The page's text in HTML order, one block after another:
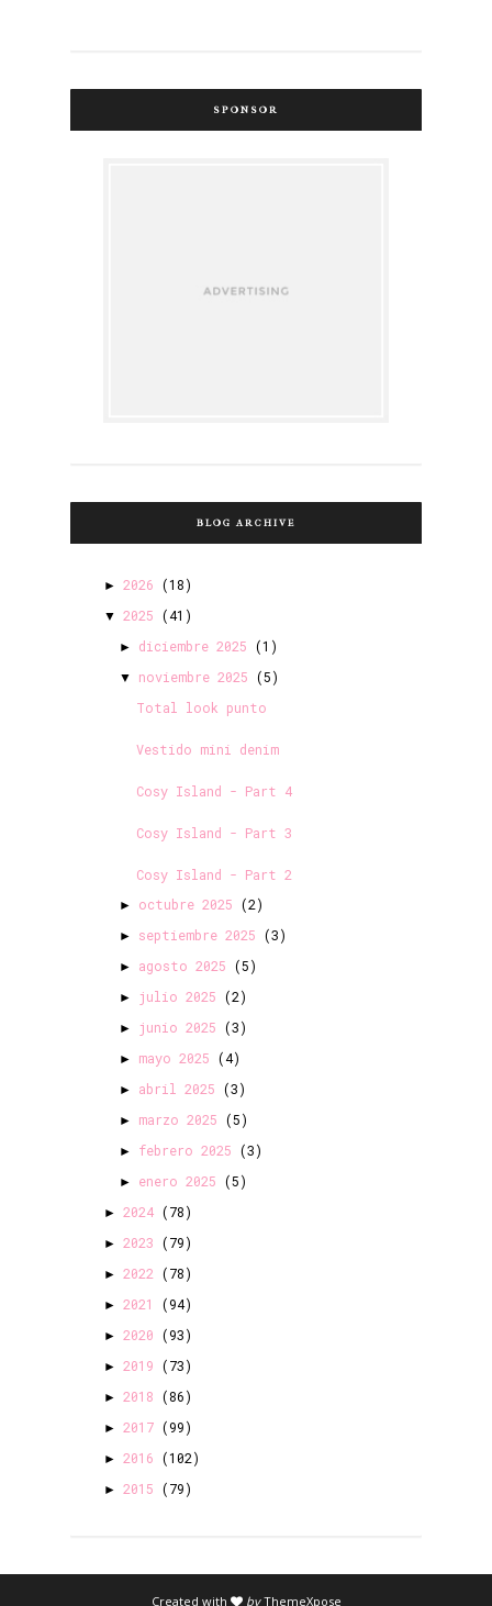
SPONSOR
BLOG ARCHIVE
► 2026 (18)
▼ 2025 (41)
► diciembre 2025 (1)
▼ noviembre 2025 (5)
Total look punto
Vestido mini denim
Cosy Island - Part 4
Cosy Island - Part 3
Cosy Island - Part 2
► octubre 2025 (2)
► septiembre 2025 (3)
► agosto 2025 (5)
► julio 2025 (2)
► junio 2025 (3)
► mayo 2025 (4)
► abril 2025 (3)
► marzo 2025 (5)
► febrero 2025 (3)
► enero 2025 (5)
► 2024 (78)
► 2023 (79)
► 2022 (78)
► 2021 (94)
► 2020 (93)
► 2019 (73)
► 2018 (86)
► 2017 (99)
► 2016 (102)
► 2015 (79)
Created with by ThemeXpose